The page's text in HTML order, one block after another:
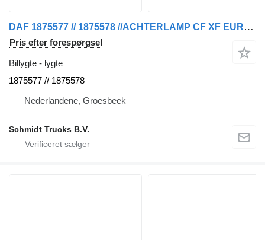
DAF 1875577 // 1875578 //ACHTERLAMP CF XF EURO 6 LINKS & RECHTS lygte til lastbil
Pris efter forespørgsel
Billygte - lygte
1875577 // 1875578
Nederlandene, Groesbeek
Schmidt Trucks B.V.